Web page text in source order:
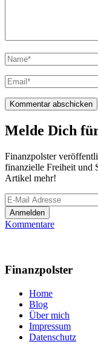
Melde Dich
Finanzpolster
finanzielle Freiheit und
Artikel mehr!
Kommentare
Finanzpolster
Home
Blog
Über mich
Impressum
Datenschutz